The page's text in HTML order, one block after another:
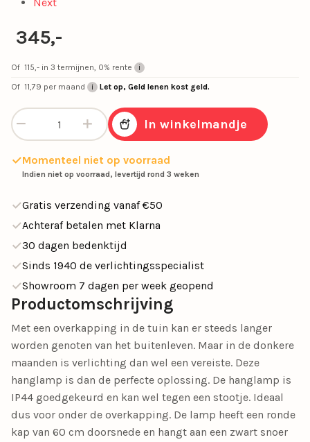
345,-
Of 115,- in 3 termijnen, 0% rente
Of 11,79 per maand Let op, Geld lenen kost geld.
Outdoor hanglamp groot 60 cm donker beige aantal
In winkelmandje
Momenteel niet op voorraad
Indien niet op voorraad, levertijd rond 3 weken
Gratis verzending vanaf €50
Achteraf betalen met Klarna
30 dagen bedenktijd
Sinds 1940 de verlichtingsspecialist
Showroom 7 dagen per week geopend
Productomschrijving
Met een overkapping in de tuin kan er steeds langer
worden genoten van het buitenleven. Maar in de donkere
maanden is verlichting dan wel een vereiste. Deze
hanglamp is dan de perfecte oplossing. De hanglamp is
IP44 goedgekeurd en kan wel tegen een stootje. Ideaal
dus voor onder de overkapping. De lamp heeft een ronde
kap van 60 cm doorsnede en hangt aan een zwart snoer